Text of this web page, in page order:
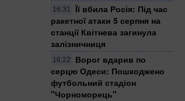
16:31
Її вбила Росія: Під час
ракетної атаки 5 серпня на
станції Квітнева загинула
залізничниця
16:22
Ворог вдарив по
серцю Одеси: Пошкоджено
футбольний стадіон
"Чорноморець"